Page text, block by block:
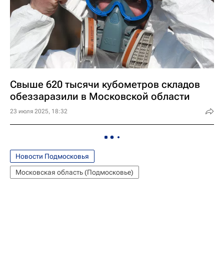
Свыше 620 тысячи кубометров складов
обеззаразили в Московской области
23 июля 2025, 18:32
Новости Подмосковья
Московская область (Подмосковье)